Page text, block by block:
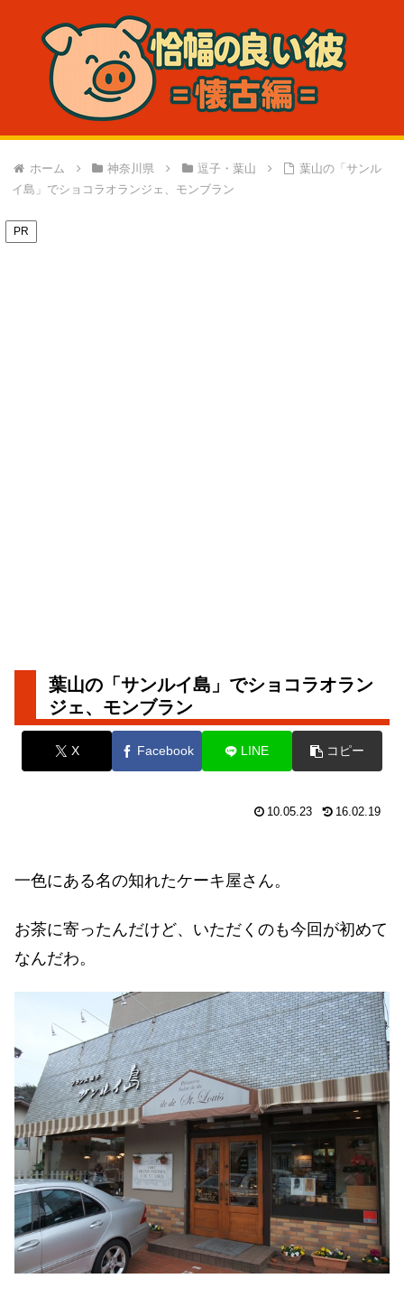
ホーム 神奈川県 逗子・葉山
葉山の「サンル
イ島」でショコラオランジェ、モンブラン
PR
葉山の「サンルイ島」でショコラオラン
ジェ、モンブラン
X Facebook LINE コピー
10.05.23 16.02.19
一色にある名の知れたケーキ屋さん。
お茶に寄ったんだけど、いただくのも今回が初めて
なんだわ。